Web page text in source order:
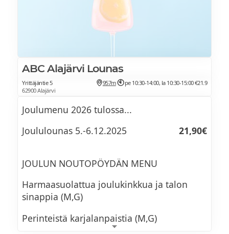
ABC Alajärvi Lounas
Yrittäjäntie 5
62900 Alajärvi
957m pe 10:30-14:00, la 10:30-15:00€21.9
Joulumenu 2026 tulossa...
Joululounas 5.-6.12.2025
21,90€
JOULUN NOUTOPÖYDÄN MENU
Harmaasuolattua joulukinkkua ja talon
sinappia (M,G)
Perinteistä karjalanpaistia (M,G)